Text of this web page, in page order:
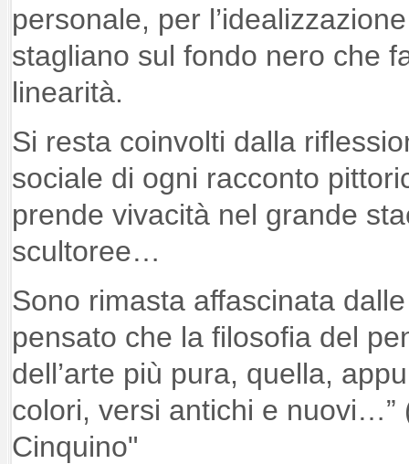
personale, per
stagliano sul fondo nero che
linearità.
Si resta coinvolti dalla
sociale di ogni racconto
prende vivacità nel grande
scultoree…
Sono rimasta affascinata
pensato che la filosofia del
dell’arte più pura, quella,
colori, versi antichi e nuovi…”
Cinquino"